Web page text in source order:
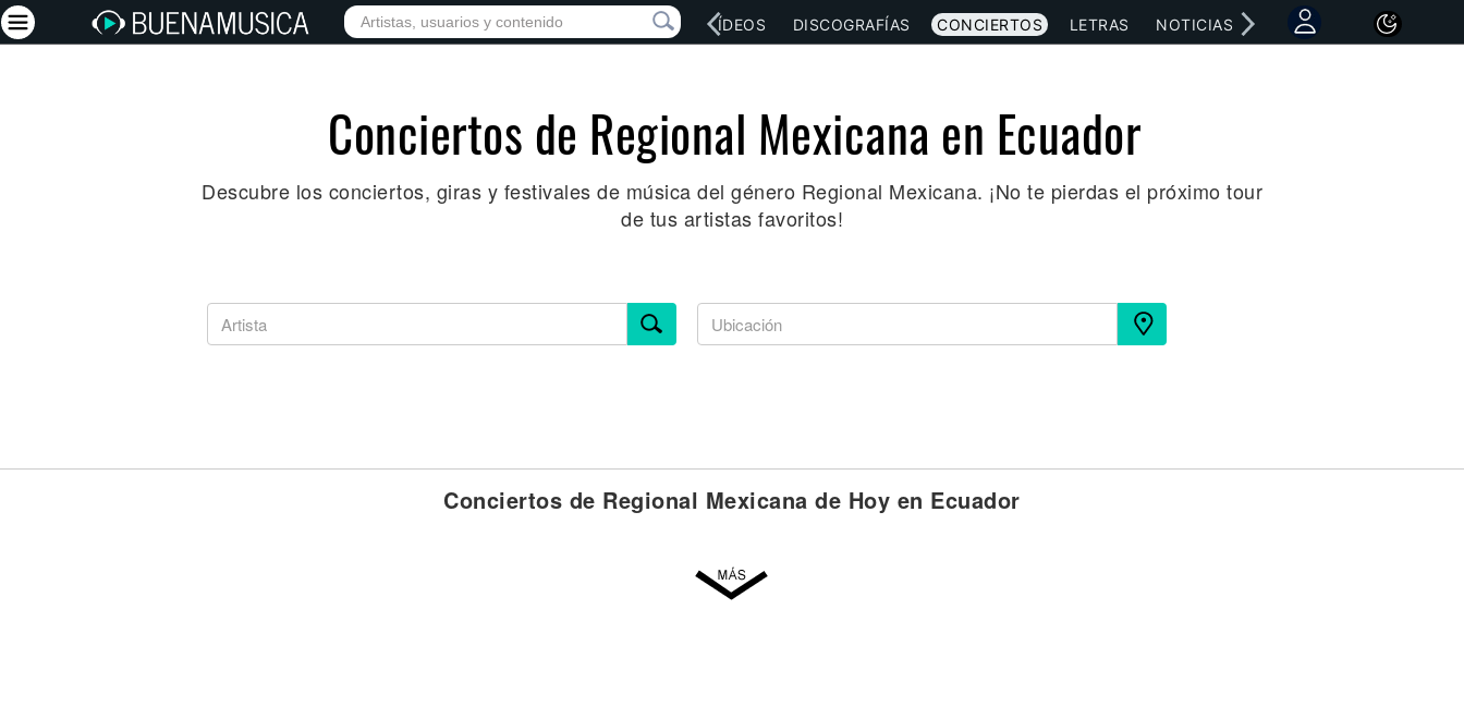
Conciertos
INICIO ARTISTAS RED SOCIAL MÚSICA VÍDEOS DISCOGRAFÍAS CONCIERTOS LETRAS NOTICIAS
Conciertos de Regional Mexicana en Ecuador
Descubre los conciertos, giras y festivales de música del género Regional Mexicana. ¡No te pierdas el próximo tour
de tus artistas favoritos!
Conciertos de Regional Mexicana de Hoy en Ecuador